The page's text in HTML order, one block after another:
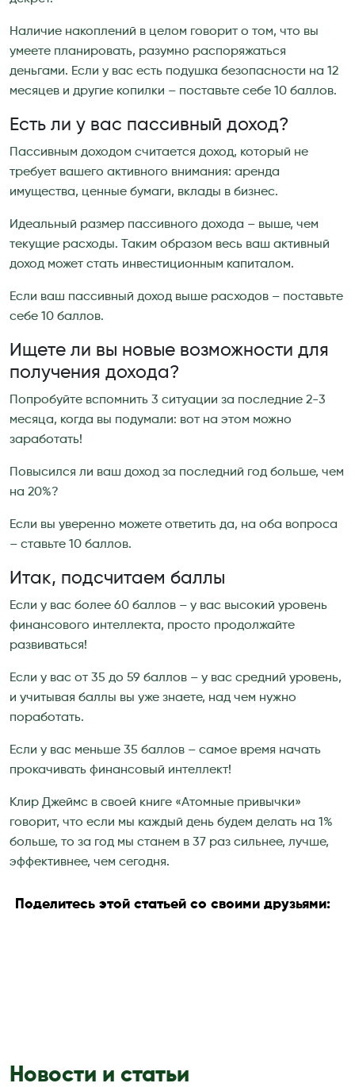
Наличие накоплений в целом говорит о том, что вы
умеете планировать, разумно распоряжаться
деньгами. Если у вас есть подушка безопасности на 12
месяцев и другие копилки – поставьте себе 10 баллов.
Есть ли у вас пассивный доход?
Пассивным доходом считается доход, который не
требует вашего активного внимания: аренда
имущества, ценные бумаги, вклады в бизнес.
Идеальный размер пассивного дохода – выше, чем
текущие расходы. Таким образом весь ваш активный
доход может стать инвестиционным капиталом.
Если ваш пассивный доход выше расходов – поставьте
себе 10 баллов.
Ищете ли вы новые возможности для
получения дохода?
Попробуйте вспомнить 3 ситуации за последние 2-3
месяца, когда вы подумали: вот на этом можно
заработать!
Повысился ли ваш доход за последний год больше, чем
на 20%?
Если вы уверенно можете ответить да, на оба вопроса
– ставьте 10 баллов.
Итак, подсчитаем баллы
Если у вас более 60 баллов – у вас высокий уровень
финансового интеллекта, просто продолжайте
развиваться!
Если у вас от 35 до 59 баллов – у вас средний уровень,
и учитывая баллы вы уже знаете, над чем нужно
поработать.
Если у вас меньше 35 баллов – самое время начать
прокачивать финансовый интеллект!
Клир Джеймс в своей книге «Атомные привычки»
говорит, что если мы каждый день будем делать на 1%
больше, то за год мы станем в 37 раз сильнее, лучше,
эффективнее, чем сегодня.
Поделитесь этой статьей со своими друзьями:
Новости и статьи